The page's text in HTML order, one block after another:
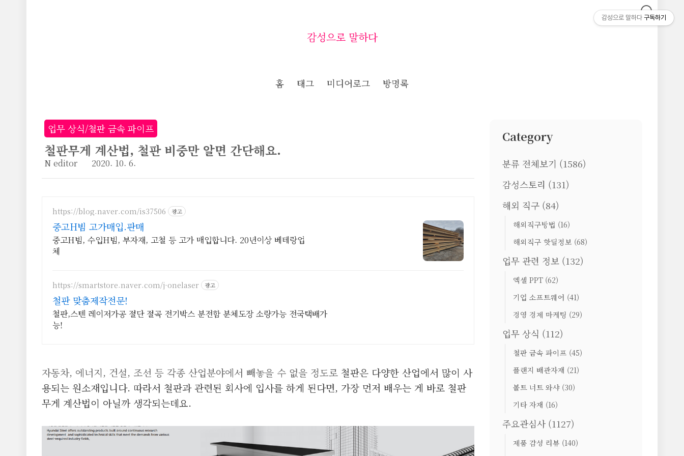
감성으로 말하다
홈 태그 미디어로그 방명록
Category
분류 전체보기 (1586)
감성스토리 (131)
해외 직구 (84)
해외직구방법 (16)
해외직구 핫딜정보 (68)
업무 관련 정보 (132)
엑셀 PPT (62)
기업 소프트웨어 (41)
경영 경제 마케팅 (29)
업무 상식 (112)
철판 금속 파이프 (45)
플랜지 배관자재 (21)
볼트 너트 와샤 (30)
기타 자재 (16)
주요관심사 (1127)
제품 감성 리뷰 (140)
업무 상식/철판 금속 파이프
철판무게 계산법, 철판 비중만 알면 간단해요.
N editor 2020. 10. 6.
https://blog.naver.com/is37506 광고
중고H빔 고가매입.판매
중고H빔, 수입H빔, 부자재, 고철 등 고가 매입합니다. 20년이상 베테랑업
체
https://smartstore.naver.com/j-onelaser 광고
철판 맞춤제작전문!
철판,스텐 레이저가공 절단 절곡 전기박스 분전함 분체도장 소량가능 전국택배가
능!
자동차, 에너지, 건설, 조선 등 각종 산업분야에서 빼놓을 수 없을 정도로 철판은 다양한 산업에서 많이 사
용되는 원소재입니다. 따라서 철판과 관련된 회사에 입사를 하게 된다면, 가장 먼저 배우는 게 바로 철판
무게 계산법이 아닐까 생각되는데요.
감성으로 말하다 구독하기